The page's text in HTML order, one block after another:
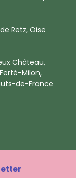
Retz, Oise
Château,
Milon,
de-France